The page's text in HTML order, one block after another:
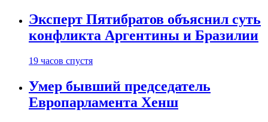
Эксперт Пятибратов объяснил суть
конфликта Аргентины и Бразилии
19 часов спустя
Умер бывший председатель
Европарламента Хенш